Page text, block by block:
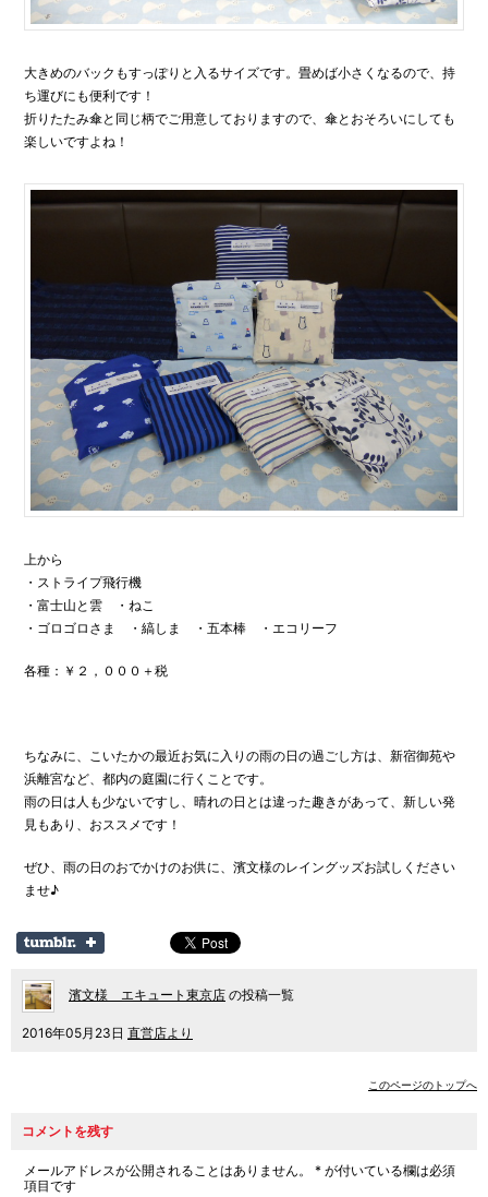
大きめのバックもすっぽりと入るサイズです。畳めば小さくなるので、持
ち運びにも便利です！
折りたたみ傘と同じ柄でご用意しておりますので、傘とおそろいにしても
楽しいですよね！
上から
・ストライプ飛行機
・富士山と雲 ・ねこ
・ゴロゴロさま ・縞しま ・五本棒 ・エコリーフ
各種：￥２，０００＋税
ちなみに、こいたかの最近お気に入りの雨の日の過ごし方は、新宿御苑や
浜離宮など、都内の庭園に行くことです。
雨の日は人も少ないですし、晴れの日とは違った趣きがあって、新しい発
見もあり、おススメです！
ぜひ、雨の日のおでかけのお供に、濱文様のレイングッズお試しください
ませ♪
濱文様 エキュート東京店 の投稿一覧
2016年05月23日 直営店より
このページのトップへ
コメントを残す
メールアドレスが公開されることはありません。 * が付いている欄は必須
項目です